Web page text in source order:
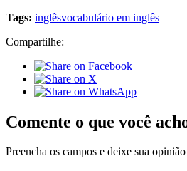
Tags: inglêsvocabulário em inglês
Compartilhe:
Comente o que você
Preencha os campos e deixe sua